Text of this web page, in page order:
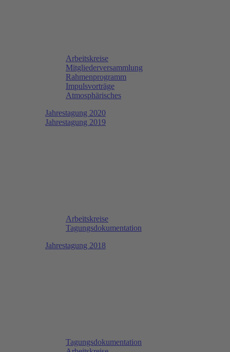
Arbeitskreise
Mitgliederversammlung
Rahmenprogramm
Impulsvorträge
Atmosphärisches
Jahrestagung 2020
Jahrestagung 2019
Arbeitskreise
Tagungsdokumentation
Jahrestagung 2018
Tagungsdokumentation